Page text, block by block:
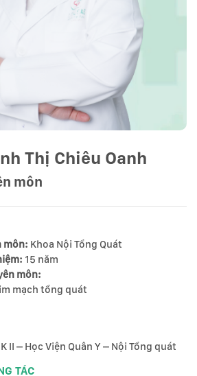
Thị Chiêu Oanh
môn
môn: Khoa Nội Tổng Quát
15 năm
môn:
mạch tổng quát
II – Học Viện Quân Y – Nội Tổng quát
TÁC